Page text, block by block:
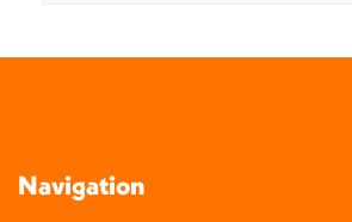
Navigation